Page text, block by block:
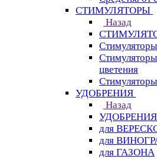
СТИМУЛЯТОРЫ
Назад
цветения
УДОБРЕНИЯ
Назад
УДОБРЕНИЯ
для
для
для ГАЗОНА